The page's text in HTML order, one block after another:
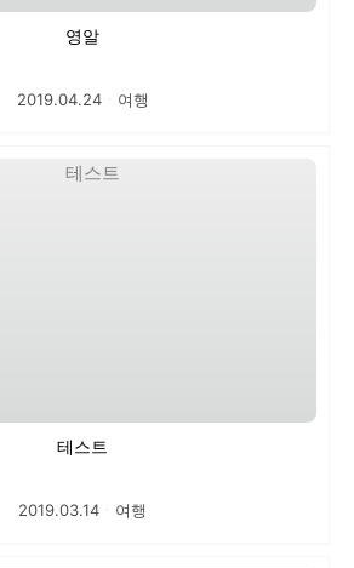
영알
2019.04.24ㆍ 여행
테스트
2019.03.14 ㆍ 여행